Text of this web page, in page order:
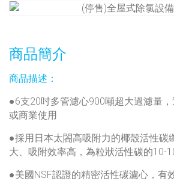
商品簡介
商品描述：
●6支20吋多管濾心900噸超大過濾量
或商業使用
●採用日本太閤高吸附力的椰殼活性碳
大、吸附效率高，為粒狀活性碳的10-
●美國NSF認證的精密活性碳濾心，有